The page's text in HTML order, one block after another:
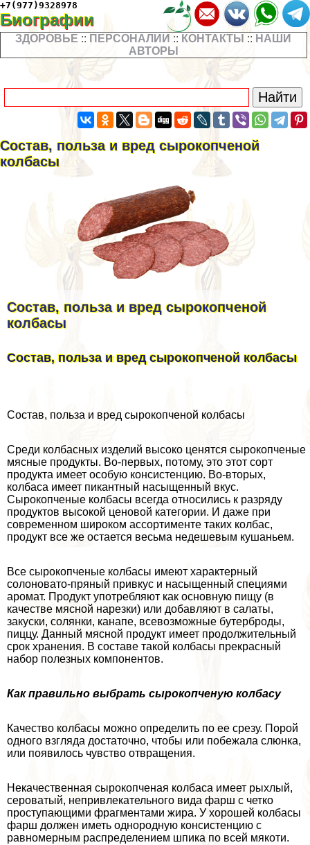
+7(977)9328978
Биографии
ЗДОРОВЬЕ :: ПЕРСОНАЛИИ :: КОНТАКТЫ :: НАШИ
АВТОРЫ
Состав, польза и вред сырокопченой
колбасы
Состав, польза и вред сырокопченой
колбасы
Состав, польза и вред сырокопченой колбасы
Состав, польза и вред сырокопченой колбасы
Среди колбасных изделий высоко ценятся сырокопченые
мясные продукты. Во-первых, потому, это этот сорт
продукта имеет особую консистенцию. Во-вторых,
колбаса имеет пикантный насыщенный вкус.
Сырокопченые колбасы всегда относились к разряду
продуктов высокой ценовой категории. И даже при
современном широком ассортименте таких колбас,
продукт все же остается весьма недешевым кушаньем.
Все сырокопченые колбасы имеют хаpaктерный
солоновато-пряный привкус и насыщенный специями
аромат. Продукт употрeбляют как основную пищу (в
качестве мясной нарезки) или добавляют в салаты,
закуски, солянки, канапе, всевозможные бутерброды,
пиццу. Данный мясной продукт имеет продолжительный
срок хранения. В составе такой колбасы прекрасный
набор полезных компонентов.
Как правильно выбрать сырокопченую колбасу
Качество колбасы можно определить по ее срезу. Порой
одного взгляда достаточно, чтобы или побежала слюнка,
или появилось чувство отвращения.
Некачественная сырокопченая колбаса имеет рыхлый,
сероватый, непривлекательного вида фарш с четко
проступающими фрагментами жира. У хорошей колбасы
фарш должен иметь однородную консистенцию с
равномерным распределением шпика по всей мякоти.